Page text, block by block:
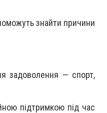
знайти причини
задоволення — спорт,
підтримкою під час